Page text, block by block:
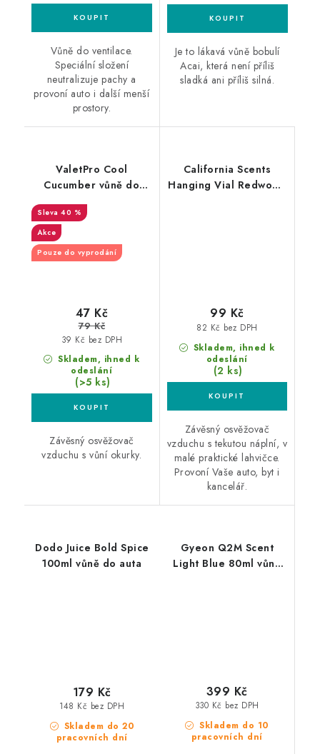
Vůně do ventilace.
Speciální složení
neutralizuje pachy a
provoní auto i další menší
prostory.
Je to lákavá vůně bobulí
Acai, která není příliš
sladká ani příliš silná.
ValetPro Cool
Cucumber vůně do
40 %
Akce
Pouze do vyprodání
Skladem, ihned k
odeslání
(>5 ks)
39 Kč bez DPH
47 Kč
79 Kč
Závěsný osvěžovač
vzduchu s vůní okurky.
California Scents
Hanging Vial Redwood
Skladem, ihned k
odeslání
(2 ks)
82 Kč bez DPH
99 Kč
Závěsný osvěžovač
vzduchu s tekutou náplní, v
malé praktické lahvičce.
Provoní Vaše auto, byt i
kancelář.
Dodo Juice Bold Spice
100ml vůně do auta
Skladem do 20
pracovních dní
148 Kč bez DPH
179 Kč
Gyeon Q2M Scent
Light Blue 80ml vůně
Skladem do 10
pracovních dní
330 Kč bez DPH
399 Kč